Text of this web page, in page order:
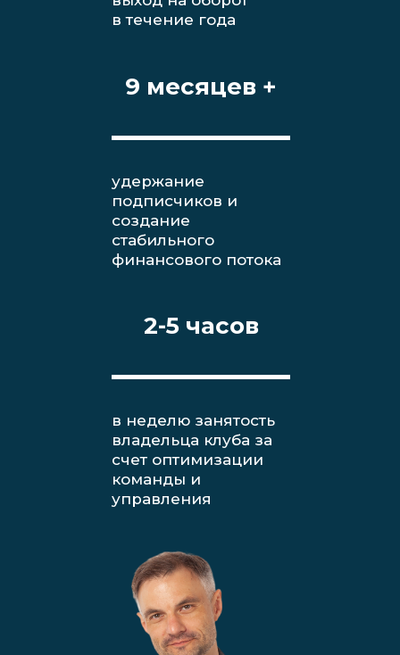
в течение года
удержание
подписчиков и
создание
стабильного
финансового потока
9 месяцев +
в неделю занятость
владельца клуба за
счет оптимизации
команды и
управления
2-5 часов